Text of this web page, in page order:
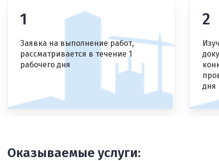
1
Заявка на выполнение работ,
рассматривается в течение 1
рабочего дня
2
дня
Оказываемые услуги: